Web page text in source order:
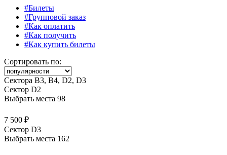
#Билеты
#Групповой заказ
#Как оплатить
#Как получить
#Как купить билеты
Сортировать по:
Сектора В3, В4, D2, D3
Сектор D2
Выбрать места 98
7 500 ₽
Сектор D3
Выбрать места 162